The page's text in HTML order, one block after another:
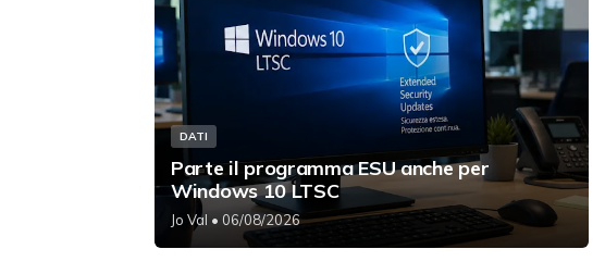
DATI
Parte il programma ESU anche per
Windows 10 LTSC
Jo Val • 06/08/2026